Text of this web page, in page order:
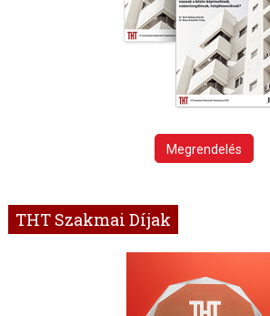
Megrendelés
THT Szakmai Díjak